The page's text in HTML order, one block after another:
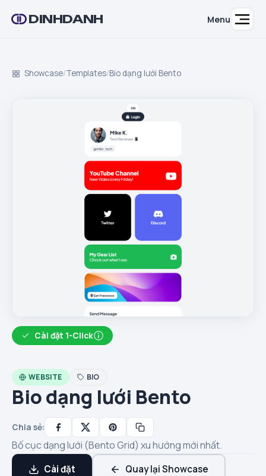
DINHDANH Menu
Showcase/Templates/Bio dạng lưới Bento
Cài đặt 1-Click
WEBSITE BIO
Bio dạng lưới Bento
Chia sẻ:
Bố cục dạng lưới (Bento Grid) xu hướng mới nhất.
Cài đặt Quay lại Showcase